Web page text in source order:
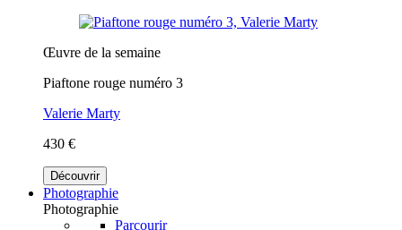
Œuvre de la semaine
Piaftone rouge numéro 3
Valerie Marty
430 €
Découvrir
Photographie
Photographie
Parcourir